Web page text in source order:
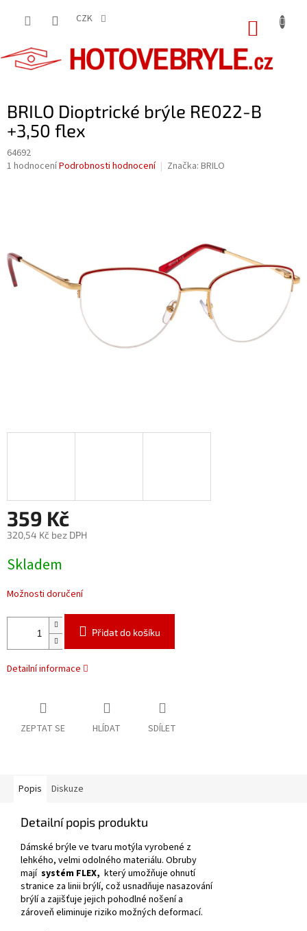
CZK
BRILO Dioptrické brýle RE022-B
+3,50 flex
64692
Průměrné
hvězdiček.
1 hodnoceníPodrobnosti hodnocení Značka: BRILO
359 Kč
320,54 Kč bez DPH
cena:
Skladem
Možnosti doručení
Přidat do košíku
Detailní informace
ZEPTAT SE HLÍDAT SDÍLET
Popis Diskuze
Detailní popis produktu
Dámské brýle ve tvaru motýla vyrobené z
lehkého, velmi odolného materiálu. Obruby
mají systém FLEX, který umožňuje ohnutí
stranice za linii brýlí, což usnadňuje nasazování
brýlí a zajišťuje jejich pohodlné nošení a
zároveň eliminuje riziko možných deformací.